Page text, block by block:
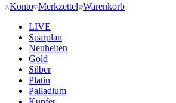
Konto Merkzettel Warenkorb
LIVE
Sparplan
Neuheiten
Gold
Silber
Platin
Palladium